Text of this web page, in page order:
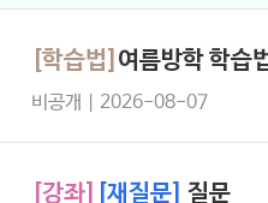
[학습법] 여름방학 학습
비공개 | 2026-08-07
[강좌] [재질문] 질문